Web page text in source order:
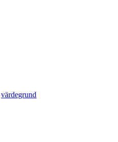
värdegrund